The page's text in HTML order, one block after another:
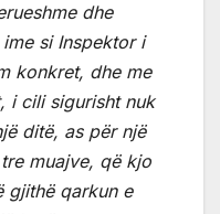
dhe
si Inspektor i
konkret, dhe me
i cili sigurisht nuk
ditë, as për një
muajve, që kjo
gjithë qarkun e